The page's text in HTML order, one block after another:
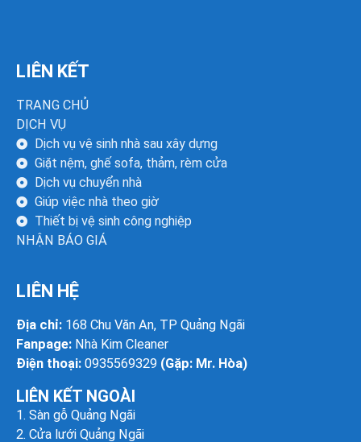
LIÊN KẾT
TRANG CHỦ
DỊCH VỤ
Dịch vụ vệ sinh nhà sau xây dựng
Giặt nệm, ghế sofa, thảm, rèm cửa
Dịch vụ chuyển nhà
Giúp việc nhà theo giờ
Thiết bị vệ sinh công nghiệp
NHẬN BÁO GIÁ
LIÊN HỆ
Địa chỉ: 168 Chu Văn An, TP Quảng Ngãi
Fanpage: Nhà Kim Cleaner
Điện thoại: 0935569329 (Gặp: Mr. Hòa)
LIÊN KẾT NGOÀI
1. Sàn gỗ Quảng Ngãi
2. Cửa lưới Quảng Ngãi